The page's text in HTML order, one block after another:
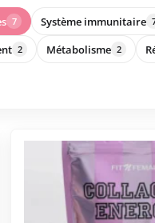
7 Système immunitaire
2 Métabolisme 2
variations.